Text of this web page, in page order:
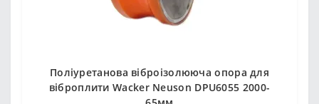
Поліуретанова віброізолююча опора для
віброплити Wacker Neuson DPU6055 2000-